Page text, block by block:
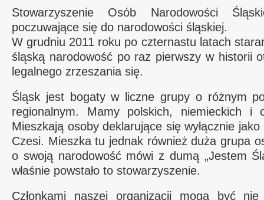
Stowarzyszenie Osób Narodowości
poczuwające się do narodowości śląskiej.
W grudniu 2011 roku po czternastu latach
śląską narodowość po raz pierwszy w historii
legalnego zrzeszania się.
Śląsk jest bogaty w liczne grupy o różnym
regionalnym. Mamy polskich, niemieckich i
Mieszkają osoby deklarujące się wyłącznie
Czesi. Mieszka tu jednak również duża grupa
o swoją narodowość mówi z dumą „Jestem
właśnie powstało to stowarzyszenie.
Członkami naszej organizacji mogą być